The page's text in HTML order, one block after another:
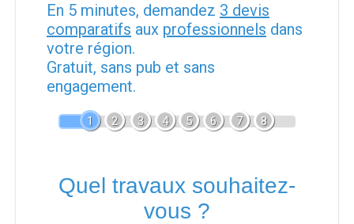
En 5 minutes, demandez 3 devis
comparatifs aux professionnels dans
votre région.
Gratuit, sans pub et sans
engagement.
1 2 3 4 5 6 7 8
Quel travaux souhaitez-
vous ?